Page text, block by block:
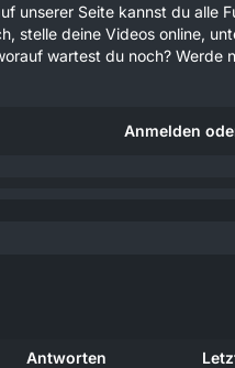
unserer Seite kannst du alle
stelle deine Videos online,
wartest du noch? Werde
Anmelden
Antworten